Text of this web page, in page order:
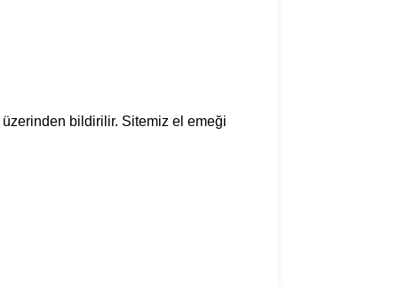
üzerinden bildirilir. Sitemiz el emeği